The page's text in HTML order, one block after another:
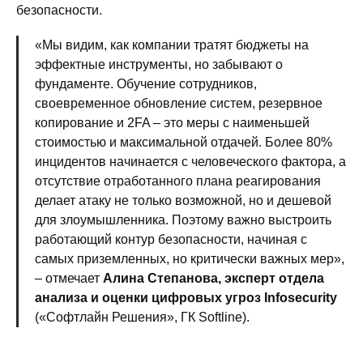
безопасности.
«Мы видим, как компании тратят бюджеты на
эффектные инструменты, но забывают о
фундаменте. Обучение сотрудников,
своевременное обновление систем, резервное
копирование и 2FA – это меры с наименьшей
стоимостью и максимальной отдачей. Более 80%
инцидентов начинается с человеческого фактора, а
отсутствие отработанного плана реагирования
делает атаку не только возможной, но и дешевой
для злоумышленника. Поэтому важно выстроить
работающий контур безопасности, начиная с
самых приземленных, но критически важных мер»,
– отмечает Алина Степанова, эксперт отдела
анализа и оценки цифровых угроз Infosecurity
(«Софтлайн Решения», ГК Softline).